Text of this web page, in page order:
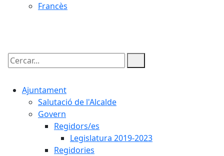
Francès
Cercar:
Ajuntament
Salutació de l'Alcalde
Govern
Regidors/es
Legislatura 2019-2023
Regidories